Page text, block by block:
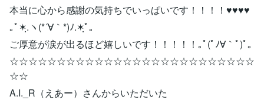
本当に心から感謝の気持ちでいっぱいです！！！！♥♥♥♥
｡ﾟ✶ฺ.ヽ(*´∀｀*)ﾉ.✶ฺﾟ｡
ご厚意が涙が出るほど嬉しいです！！！！！｡ﾟ(ﾟﾉ∀｀ﾟ)ﾟ｡
☆☆☆☆☆☆☆☆☆☆☆☆☆☆☆☆☆☆☆☆☆☆☆☆☆☆
☆☆
A.I._R（えあー）さんからいただいた